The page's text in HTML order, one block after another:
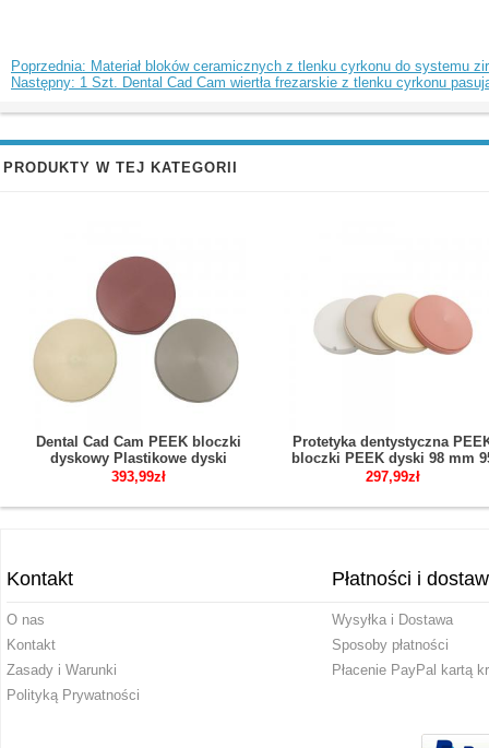
Poprzednia: Materiał bloków ceramicznych z tlenku cyrkonu do systemu
Następny: 1 Szt. Dental Cad Cam wiertła frezarskie z tlenku cyrkonu
PRODUKTY W TEJ KATEGORII
Dental Cad Cam PEEK bloczki
dyskowy Plastikowe dyski
materiały do laboratorium
393,99zł
Protetyka dentystyczna
bloczki PEEK dyski 98 mm
mm 12/14/16/18/20 mm
297,99zł
Kontakt
O nas
Kontakt
Zasady i Warunki
Polityką Prywatności
Płatności i
Wysyłka i Dostawa
Sposoby płatności
Płacenie PayPal kartą